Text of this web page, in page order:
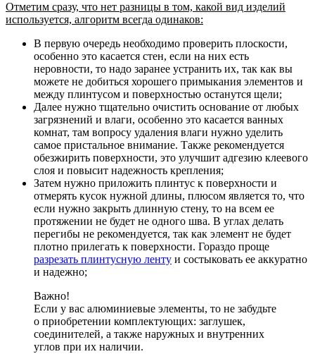
Отметим сразу, что нет разницы в том, какой вид изделий
используется, алгоритм всегда одинаков:
В первую очередь необходимо проверить плоскости,
особенно это касается стен, если на них есть
неровности, то надо заранее устранить их, так как вы
можете не добиться хорошего примыкания элементов и
между плинтусом и поверхностью останутся щели;
Далее нужно тщательно очистить основание от любых
загрязнений и влаги, особенно это касается ванных
комнат, там вопросу удаления влаги нужно уделить
самое пристальное внимание. Также рекомендуется
обезжирить поверхности, это улучшит адгезию клеевого
слоя и повысит надежность крепления;
Затем нужно приложить плинтус к поверхности и
отмерять кусок нужной длины, плюсом является то, что
если нужно закрыть длинную стену, то на всем ее
протяжении не будет не одного шва. В углах делать
перегибы не рекомендуется, так как элемент не будет
плотно прилегать к поверхности. Гораздо проще
разрезать плинтусную ленту и состыковать ее аккуратно
и надежно;
Важно!
Если у вас алюминиевые элементы, то не забудьте
о приобретении комплектующих: заглушек,
соединителей, а также наружных и внутренних
углов при их наличии.